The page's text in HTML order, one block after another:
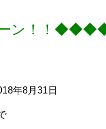
ン！！
年8月31日